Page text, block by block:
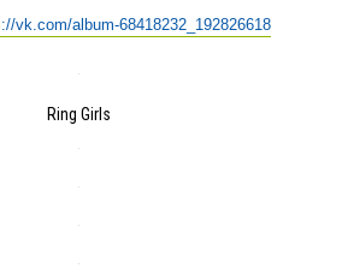
vk.com/album-68418232_192826618
Ring Girls